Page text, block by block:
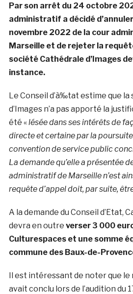
Par son arrêt du 24 octobre
administratif a décidé
novembre 2022 de la cour
Marseille et de rejeter la
société Cathédrale d’Images
instance.
Le Conseil d’à‰tat estime que
d’Images n’a pas apporté la
été «lésée dans ses intérêts de
directe et certaine par la poursuite
convention de service public
L a demande qu’elle a présentée
administratif de Marseille n’est
requête d’appel doit, par suite,
A la demande du Conseil d’Etat,
devra en outre verser 3 000
Culturespaces et une somme
commune des Baux-de-
Il est intéressant de noter que
avait conclu lors de l’audition du